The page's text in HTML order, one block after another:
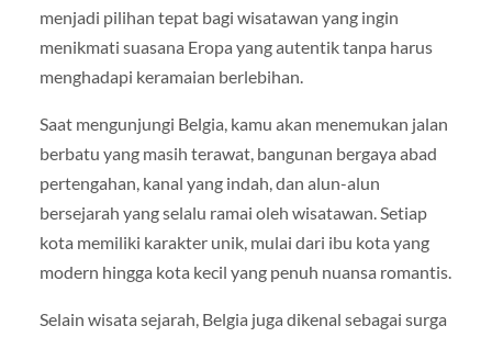
menjadi pilihan tepat bagi wisatawan yang ingin
menikmati suasana Eropa yang autentik tanpa harus
menghadapi keramaian berlebihan.
Saat mengunjungi Belgia, kamu akan menemukan jalan
berbatu yang masih terawat, bangunan bergaya abad
pertengahan, kanal yang indah, dan alun-alun
bersejarah yang selalu ramai oleh wisatawan. Setiap
kota memiliki karakter unik, mulai dari ibu kota yang
modern hingga kota kecil yang penuh nuansa romantis.
Selain wisata sejarah, Belgia juga dikenal sebagai surga